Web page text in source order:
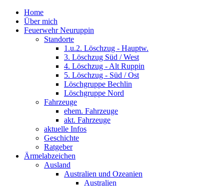
Home
Über mich
Feuerwehr Neuruppin
Standorte
1.u.2. Löschzug - Hauptw.
3. Löschzug Süd / West
4. Löschzug - Alt Ruppin
5. Löschzug - Süd / Ost
Löschgruppe Bechlin
Löschgruppe Nord
Fahrzeuge
ehem. Fahrzeuge
akt. Fahrzeuge
aktuelle Infos
Geschichte
Ratgeber
Ärmelabzeichen
Ausland
Australien und Ozeanien
Australien